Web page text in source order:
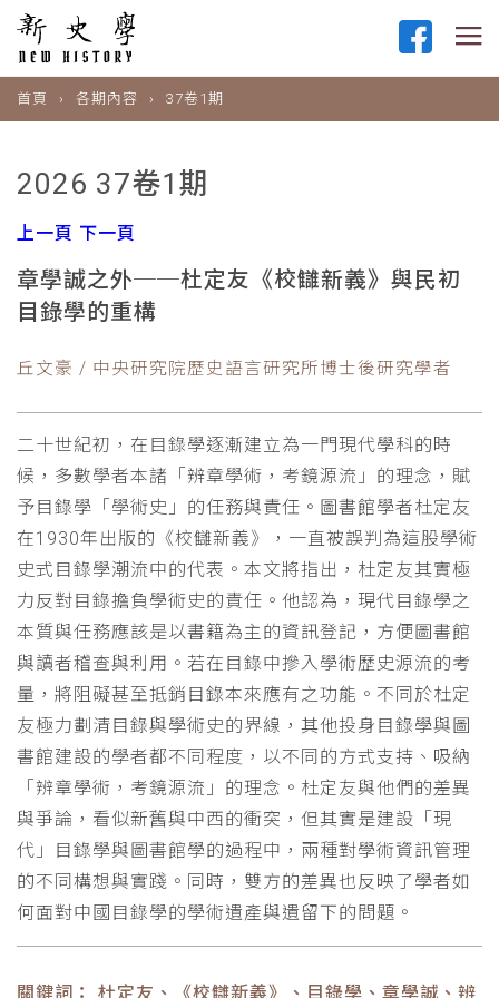
首頁 各期內容 37卷1期
2026 37卷1期
上一頁 下一頁
章學誠之外──杜定友《校讎新義》與民初
目錄學的重構
丘文豪 / 中央研究院歷史語言研究所博士後研究學者
二十世紀初，在目錄學逐漸建立為一門現代學科的時
候，多數學者本諸「辨章學術，考鏡源流」的理念，賦
予目錄學「學術史」的任務與責任。圖書館學者杜定友
在1930年出版的《校讎新義》，一直被誤判為這股學術
史式目錄學潮流中的代表。本文將指出，杜定友其實極
力反對目錄擔負學術史的責任。他認為，現代目錄學之
本質與任務應該是以書籍為主的資訊登記，方便圖書館
與讀者稽查與利用。若在目錄中摻入學術歷史源流的考
量，將阻礙甚至抵銷目錄本來應有之功能。不同於杜定
友極力劃清目錄與學術史的界線，其他投身目錄學與圖
書館建設的學者都不同程度，以不同的方式支持、吸納
「辨章學術，考鏡源流」的理念。杜定友與他們的差異
與爭論，看似新舊與中西的衝突，但其實是建設「現
代」目錄學與圖書館學的過程中，兩種對學術資訊管理
的不同構想與實踐。同時，雙方的差異也反映了學者如
何面對中國目錄學的學術遺產與遺留下的問題。
關鍵詞： 杜定友、《校讎新義》、目錄學、章學誠、辨